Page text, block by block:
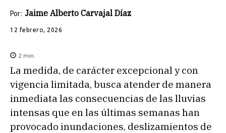
Por: Jaime Alberto Carvajal Díaz
12 febrero, 2026
2 min.
La medida, de carácter excepcional y con
vigencia limitada, busca atender de manera
inmediata las consecuencias de las lluvias
intensas que en las últimas semanas han
provocado inundaciones, deslizamientos de